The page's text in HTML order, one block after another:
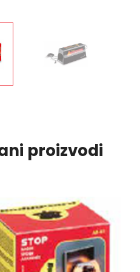
proizvodi